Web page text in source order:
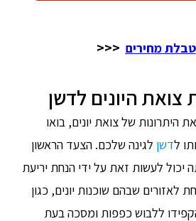
טבלת מחירים <<<
היונים לדשן
היתרונות של צואת יונים, בואו
לדשן לגינה שלכם. הצעד הראשון
יכול לעשות זאת על ידי הנחת יריעת
שבהם שוכנות יונים, כגון
ללבוש כפפות ומסכה בעת